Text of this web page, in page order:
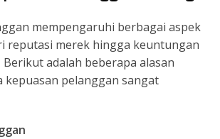
mempengaruhi berbagai aspek
reputasi merek hingga keuntungan
adalah beberapa alasan
kepuasan pelanggan sangat